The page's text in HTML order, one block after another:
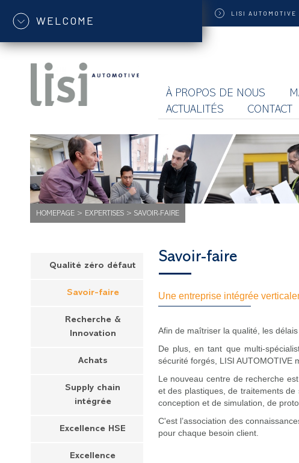
WELCOME
LISI AUTOMOTIVE
À PROPOS DE NOUS
ACTUALITÉS
CONTACT
HOMEPAGE > EXPERTISES > SAVOIR-FAIRE
Qualité zéro défaut
Savoir-faire
Recherche &
Innovation
Achats
Supply chain
intégrée
Excellence HSE
Excellence
Savoir-faire
Une entreprise intégrée
Afin de maîtriser la qualité, les
De plus, en tant que multi-
sécurité forgés, LISI AUTOMOTIVE
Le nouveau centre de recherche
et des plastiques, de traitements
conception et de simulation, de
C'est l’association des
pour chaque besoin client.